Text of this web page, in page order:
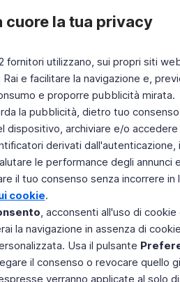
cuore la tua privacy
fornitori utilizzano, sui propri siti
e facilitare la navigazione e,
e proporre pubblicità mirata.
la pubblicità, dietro tuo
dispositivo, archiviare e/o
derivati
le performance degli
il tuo consenso senza incorrere
cookie.
, acconsenti all'uso di
la navigazione in assenza di
Usa il pulsante
il consenso o revocare quello
verranno applicate al solo